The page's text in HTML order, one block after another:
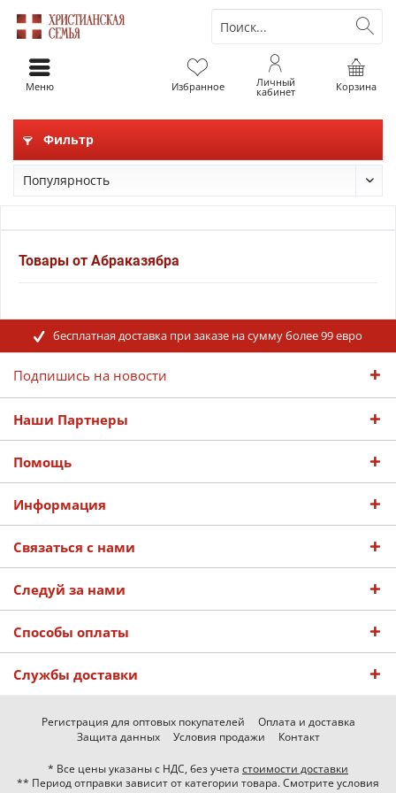
Корзина
Избранное Личный
кабинет
Меню
Фильтр
Товары от Абраказябра
бесплатная доставка при заказе на сумму более 99 евро
Подпишись на новости
Наши Партнеры
Помощь
Информация
Связаться с нами
Следуй за нами
Способы оплаты
Службы доставки
Регистрация для оптовых покупателей
Оплата и доставка
Защита данных
Условия продажи Контакт
* Все цены указаны с НДС, без учета стоимости доставки
** Период отправки зависит от категории товара. Смотрите условия